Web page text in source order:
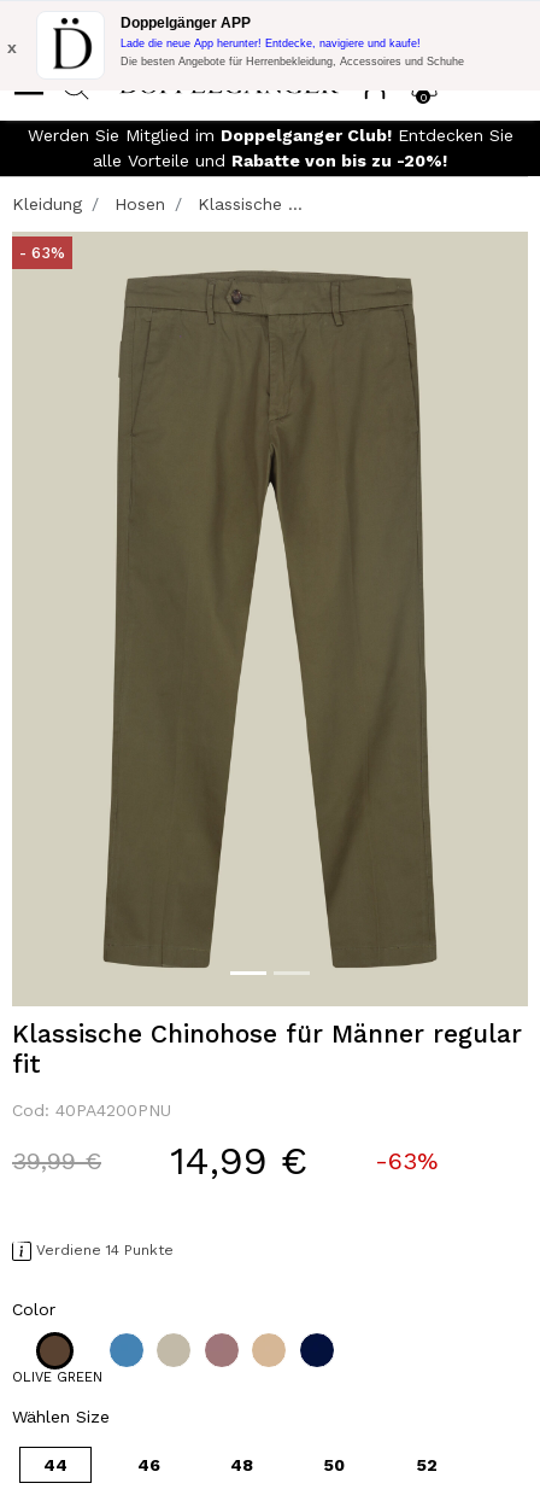
Blitzangebot:
10% Extra-Rabatt auf 300€ Einkauf mit Code:
DOPPEL300
0
x
Doppelgänger APP
Lade die neue App herunter! Entdecke, navigiere und kaufe!
Die besten Angebote für Herrenbekleidung, Accessoires und Schuhe
Werden Sie Mitglied im Doppelganger Club!Entdecken Sie
alle Vorteile und Rabatte von bis zu -20%!
Kleidung Hosen Klassische ...
- 63%
Klassische Chinohose für Männer regular
fit
Cod: 40PA4200PNU
Price reduced from
39,99 €to 14,99 € -63%
Verdiene 14 Punkte
Color
OLIVE GREEN
Wählen Size
44 46 48 50 52